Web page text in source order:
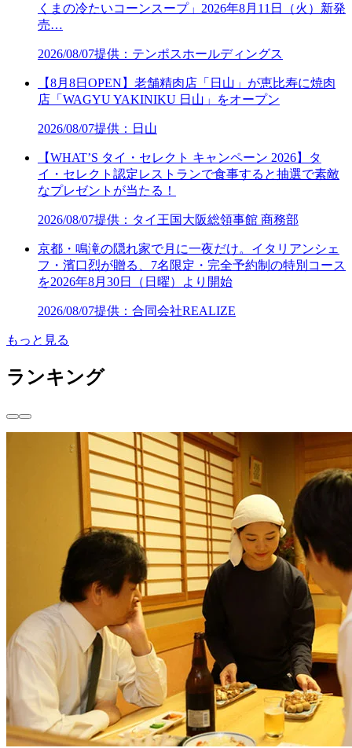
くまの冷たいコーンスープ」2026年8月11日（火）新発
売…
2026/08/07提供：テンポスホールディングス
【8月8日OPEN】老舗精肉店「日山」が恵比寿に焼肉
店「WAGYU YAKINIKU 日山」をオープン
2026/08/07提供：日山
【WHAT’S タイ・セレクト キャンペーン 2026】タ
イ・セレクト認定レストランで食事すると抽選で素敵
なプレゼントが当たる！
2026/08/07提供：タイ王国大阪総領事館 商務部
京都・鳴滝の隠れ家で月に一夜だけ。イタリアンシェ
フ・濱口烈が贈る、7名限定・完全予約制の特別コース
を2026年8月30日（日曜）より開始
2026/08/07提供：合同会社REALIZE
もっと見る
ランキング